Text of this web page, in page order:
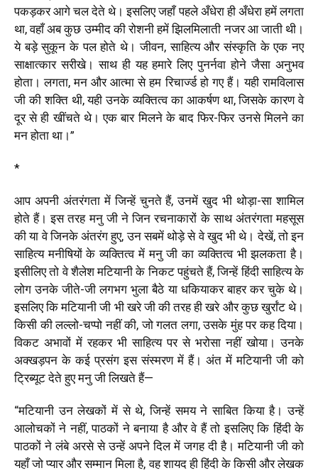
पकड़कर आगे चल देते थे। इसलिए जहाँ पहले अँधेरा ही अँधेरा हमें लगता
था, वहाँ अब कुछ उम्मीद की रोशनी हमें झिलमिलाती नजर आ जाती थी।
ये बड़े सुकून के पल होते थे। जीवन, साहित्य और संस्कृति के एक नए
साक्षात्कार सरीखे। साथ ही यह हमारे लिए पुनर्नवा होने जैसा अनुभव
होता। लगता, मन और आत्मा से हम रिचार्ज्ड हो गए हैं। यही रामविलास
जी की शक्ति थी, यही उनके व्यक्तित्व का आकर्षण था, जिसके कारण वे
दूर से ही खींचते थे। एक बार मिलने के बाद फिर-फिर उनसे मिलने का
मन होता था।”
*
आप अपनी अंतरंगता में जिन्हें चुनते हैं, उनमें खुद भी थोड़ा-सा शामिल
होते हैं। इस तरह मनु जी ने जिन रचनाकारों के साथ अंतरंगता महसूस
की या वे जिनके अंतरंग हुए, उन सबमें थोड़े से वे खुद भी थे। देखें, तो इन
साहित्य मनीषियों के व्यक्तित्व में मनु जी का व्यक्तित्व भी झलकता है।
इसीलिए तो वे शैलेश मटियानी के निकट पहुंचते हैं, जिन्हें हिंदी साहित्य के
लोग उनके जीते-जी लगभग भुला बैठे या धकियाकर बाहर कर चुके थे।
इसलिए कि मटियानी जी भी खरे जी की तरह ही खरे और कुछ खुर्रांट थे।
किसी की लल्लो-चप्पो नहीं की, जो गलत लगा, उसके मुंह पर कह दिया।
विकट अभावों में रहकर भी साहित्य पर से भरोसा नहीं खोया। उनके
अक्खड़पन के कई प्रसंग इस संस्मरण में हैं। अंत में मटियानी जी को
ट्रिब्यूट देते हुए मनु जी लिखते हैं—
“मटियानी उन लेखकों में से थे, जिन्हें समय ने साबित किया है। उन्हें
आलोचकों ने नहीं,पाठकों ने बनाया है और वे हैं तो इसलिए कि हिंदी के
पाठकों ने लंबे अरसे से उन्हें अपने दिल में जगह दी है। मटियानी जी को
यहाँ जो प्यार और सम्मान मिला है,वह शायद ही हिंदी के किसी और लेखक